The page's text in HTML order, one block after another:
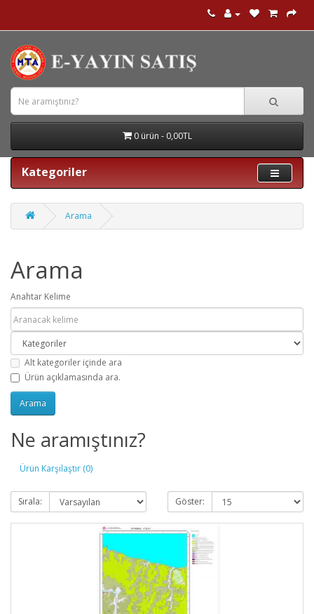
0 ürün - 0,00TL
Kategoriler
Arama
Arama
Anahtar Kelime
Alt kategoriler içinde ara
Ürün açıklamasında ara.
Ne aramıştınız?
Ürün Karşılaştır (0)
Sırala: Göster: